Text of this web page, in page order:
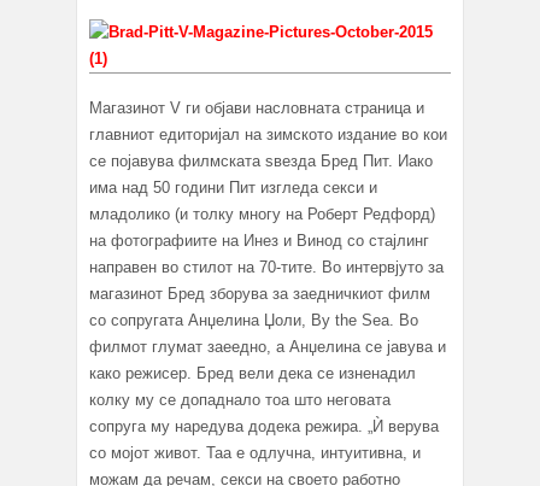
Магазинот V ги објави насловната страница и
главниот едиторијал на зимското издание во кои
се појавува филмската ѕвезда Бред Пит. Иако
има над 50 години Пит изгледа секси и
младолико (и толку многу на Роберт Редфорд)
на фотографиите на Инез и Винод со стајлинг
направен во стилот на 70-тите. Во интервјуто за
магазинот Бред зборува за заедничкиот филм
со сопругата Анџелина Џоли, By the Sea. Во
филмот глумат заеедно, а Анџелина се јавува и
како режисер. Бред вели дека се изненадил
колку му се допаднало тоа што неговата
сопруга му наредува додека режира. „Ѝ верува
со мојот живот. Таа е одлучна, интуитивна, и
можам да речам, секси на своето работно